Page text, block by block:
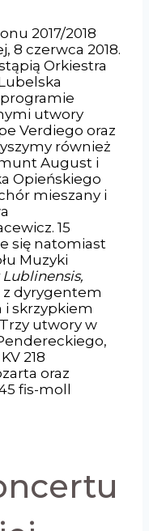
2017/2018
8 czerwca 2018.
Orkiestra
utwory
Verdiego oraz
również
August i
Opieńskiego
mieszany i
15
się natomiast
Muzyki
z dyrygentem
i skrzypkiem
utwory w
218
oraz
fis-moll